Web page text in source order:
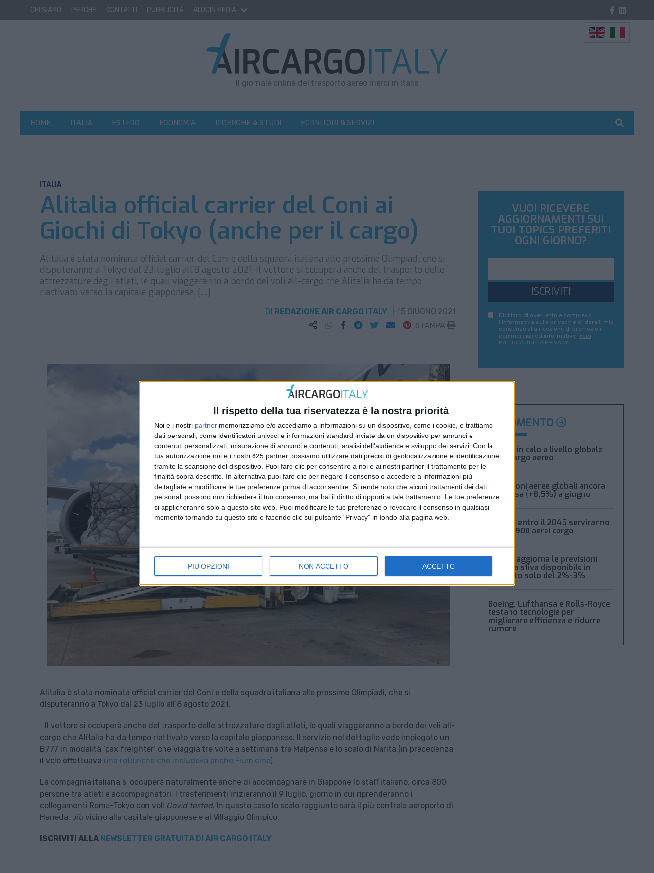
Il rispetto della tua riservatezza è la nostra priorità
Noi e i nostri partner memorizziamo e/o accediamo a informazioni su un dispositivo, come i cookie, e trattiamo
dati personali, come identificatori univoci e informazioni standard inviate da un dispositivo per annunci e
contenuti personalizzati, misurazione di annunci e contenuti, analisi dell'audience e sviluppo dei servizi. Con la
tua autorizzazione noi e i nostri 825 partner possiamo utilizzare dati precisi di geolocalizzazione e identificazione
tramite la scansione del dispositivo. Puoi fare clic per consentire a noi e ai nostri partner il trattamento per le
finalità sopra descritte. In alternativa puoi fare clic per negare il consenso o accedere a informazioni più
dettagliate e modificare le tue preferenze prima di acconsentire. Si rende noto che alcuni trattamenti dei dati
personali possono non richiedere il tuo consenso, ma hai il diritto di opporti a tale trattamento. Le tue preferenze
si applicheranno solo a questo sito web. Puoi modificare le tue preferenze o revocare il consenso in qualsiasi
momento tornando su questo sito e facendo clic sul pulsante "Privacy" in fondo alla pagina web.
PIÙ OPZIONI NON ACCETTO ACCETTO
CHI SIAMO PERCHÈ CONTATTI PUBBLICITÀ ALOCIN MEDIA
Il giornale online del trasporto aereo merci in Italia
HOME ITALIA ESTERO ECONOMIA RICERCHE & STUDI FORNITORI & SERVIZI
ITALIA
Alitalia official carrier del Coni ai
Giochi di Tokyo (anche per il cargo)
Alitalia è stata nominata official carrier del Coni e della squadra italiana alle prossime Olimpiadi, che si
disputeranno a Tokyo dal 23 luglio all’8 agosto 2021. Il vettore si occuperà anche del trasporto delle
attrezzature degli atleti, le quali viaggeranno a bordo dei voli all-cargo che Alitalia ha da tempo
riattivato verso la capitale giapponese. […]
DI REDAZIONE AIR CARGO ITALY
15 GIUGNO 2021
STAMPA
Alitalia è stata nominata official carrier del Coni e della squadra italiana alle prossime Olimpiadi, che si
disputeranno a Tokyo dal 23 luglio all’8 agosto 2021.
Il vettore si occuperà anche del trasporto delle attrezzature degli atleti, le quali viaggeranno a bordo dei voli all-
cargo che Alitalia ha da tempo riattivato verso la capitale giapponese. Il servizio nel dettaglio vede impiegato un
B777 in modalità ‘pax freighter’ che viaggia tre volte a settimana tra Malpensa e lo scalo di Narita (in precedenza
il volo effettuava una rotazione che includeva anche Fiumicino).
La compagnia italiana si occuperà naturalmente anche di accompagnare in Giappone lo staff italiano, circa 800
persone tra atleti e accompagnatori. I trasferimenti inizieranno il 9 luglio, giorno in cui riprenderanno i
collegamenti Roma-Tokyo con voli Covid tested. In questo caso lo scalo raggiunto sarà il più centrale aeroporto di
Haneda, più vicino alla capitale giapponese e al Villaggio Olimpico.
ISCRIVITI ALLA NEWSLETTER GRATUITA DI AIR CARGO ITALY
VUOI RICEVERE
AGGIORNAMENTI SUI
TUOI TOPICS PREFERITI
OGNI GIORNO?
ISCRIVITI
Dichiaro di aver letto e compreso
l'informativa sulla privacy e di dare il mio
consenso alla ricezione di promozioni
commerciali ed informative. Vedi
POLITICA SULLA PRIVACY.
ARGOMENTO
Volumi in calo a livello globale
per il cargo aereo
Spedizioni aeree globali ancora
in ripresa (+8,5%) a giugno
Boeing: entro il 2045 serviranno
oltre 2.900 aerei cargo
Xeneta aggiorna le previsioni
2026: la stiva disponibile in
aumento solo del 2%-3%
Boeing, Lufthansa e Rolls-Royce
testano tecnologie per
migliorare efficienza e ridurre
rumore